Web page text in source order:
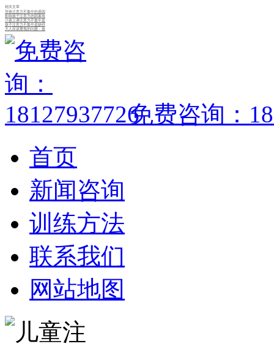
相关文章
导致注意力不集中的原因
影响孩子注意力的因素有
小孩上课注意力不集中是
孩子注意力不集中是缺锌
大人应该重视的问题：孩
免费咨询：
首页
新闻咨询
训练方法
联系我们
网站地图